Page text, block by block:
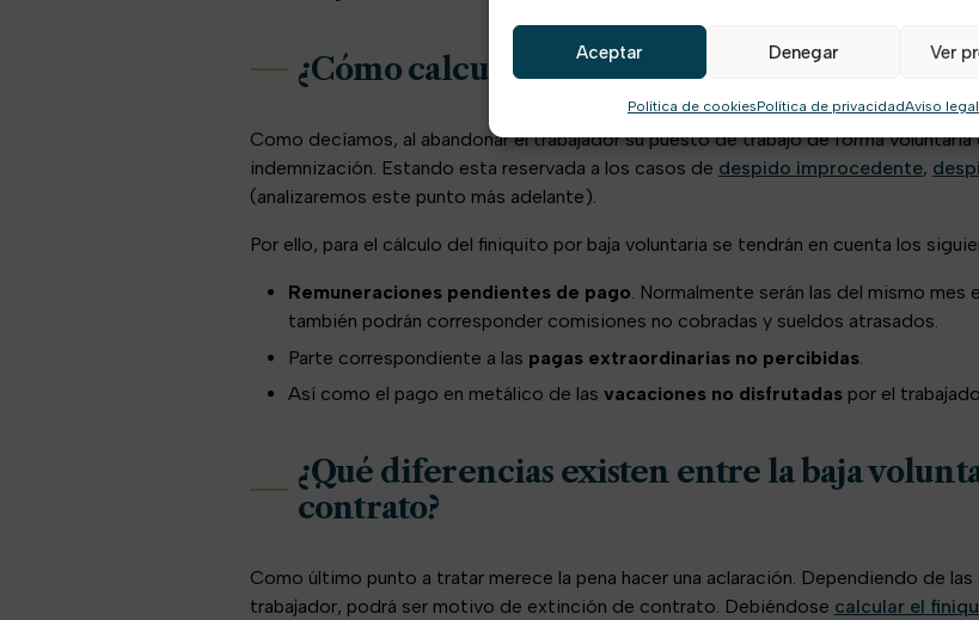
Aceptar Denegar Ver
Política de cookiesPolítica de privacidadAviso legal
¿Cómo calcular el finiquito por baja
Como decíamos, al abandonar el trabajador su puesto de trabajo de forma
indemnización. Estando esta reservada a los casos de despido improcedente,
(analizaremos este punto más adelante).
Por ello, para el cálculo del finiquito por baja voluntaria se tendrán en cuenta los
Remuneraciones pendientes de pago. Normalmente serán las del mismo mes
también podrán corresponder comisiones no cobradas y sueldos atrasados.
Parte correspondiente a las pagas extraordinarias no percibidas
Así como el pago en metálico de las vacaciones no disfrutadas por el
¿Qué diferencias existen entre la baja
contrato?
Como último punto a tratar merece la pena hacer una aclaración. Dependiendo de
trabajador, podrá ser motivo de extinción de contrato. Debiéndose calcular el